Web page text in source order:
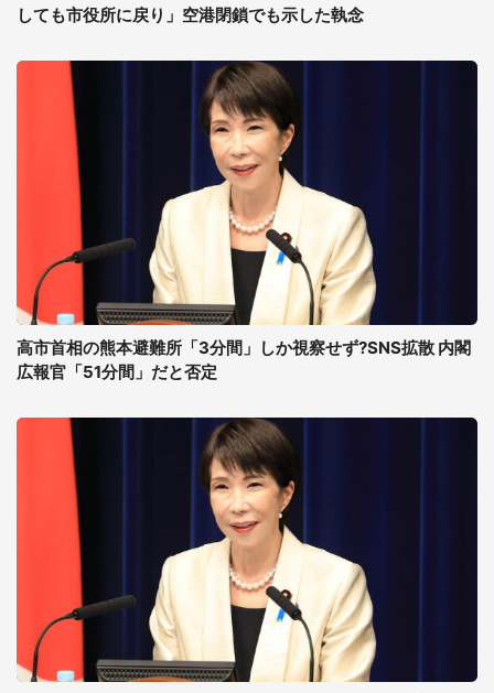
しても市役所に戻り」空港閉鎖でも示した執念
高市首相の熊本避難所「3分間」しか視察せず?SNS拡散 内閣
広報官「51分間」だと否定